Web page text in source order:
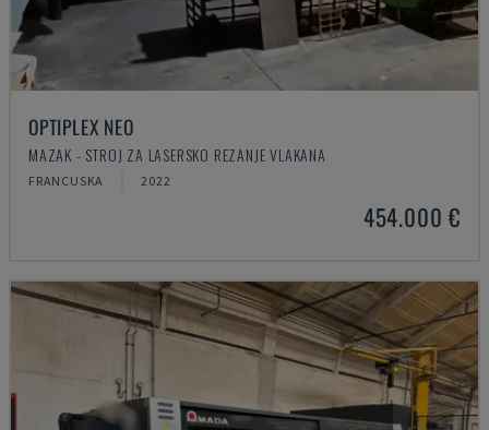
OPTIPLEX NEO
MAZAK - STROJ ZA LASERSKO REZANJE VLAKANA
FRANCUSKA 2022
454.000 €